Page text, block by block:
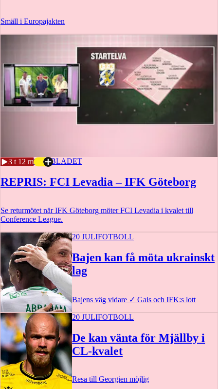
Smäll i Europajakten
3 t 12 m
20 JULI SPORTBLADET
REPRIS: FCI Levadia – IFK Göteborg
Se returmötet när IFK Göteborg möter FCI Levadia i kvalet till
Conference League.
20 JULIFOTBOLL
Bajen kan få möta ukrainskt
lag
Bajens väg vidare ✓ Gais och IFK:s lott
20 JULIFOTBOLL
De kan vänta för Mjällby i
CL-kvalet
Resa till Georgien möjlig